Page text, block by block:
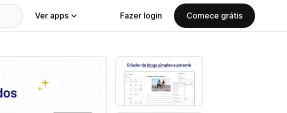
Ver apps Fazer login Comece grátis